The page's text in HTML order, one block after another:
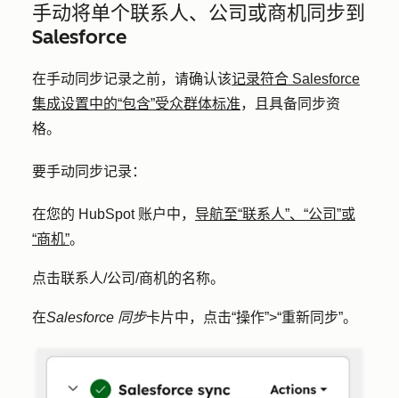
手动将单个联系人、公司或商机同步到
Salesforce
在手动同步记录之前，请确认该记录符合 Salesforce
集成设置中的“包含”受众群体标准，且具备同步资
格。
要手动同步记录：
在您的 HubSpot 账户中， 导航至“联系人”、“公司”或
“商机”。
点击联系人/公司/商机的名称。
在Salesforce 同步卡片中，点击“操作”>“重新同步”。